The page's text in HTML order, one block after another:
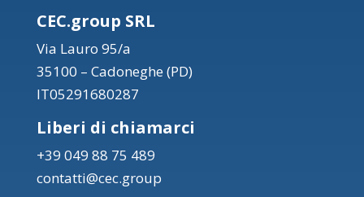
CEC.group SRL
Via Lauro 95/a
35100 – Cadoneghe (PD)
IT05291680287
Liberi di chiamarci
+39 049 88 75 489
contatti@cec.group